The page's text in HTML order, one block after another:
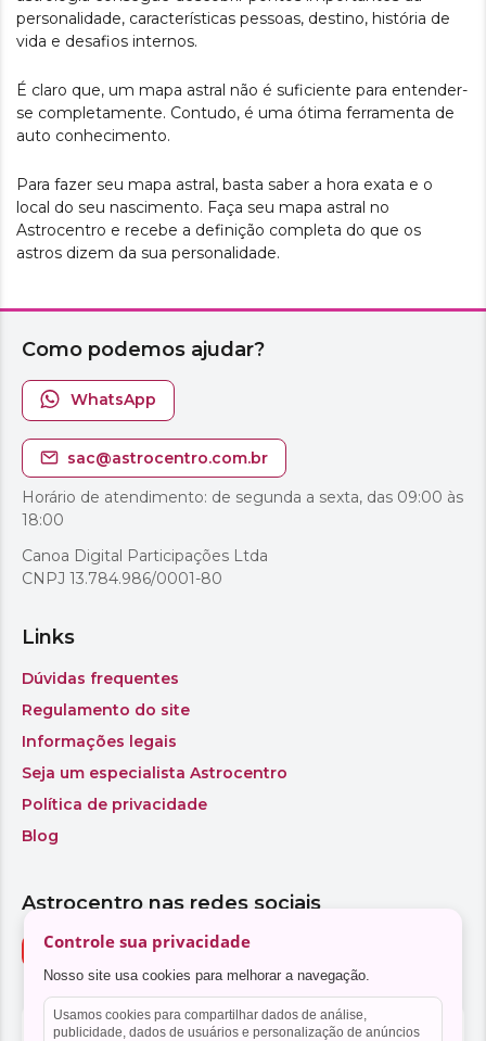
personalidade, características pessoas, destino, história de
vida e desafios internos.
É claro que, um mapa astral não é suficiente para entender-
se completamente. Contudo, é uma ótima ferramenta de
auto conhecimento.
Para fazer seu mapa astral, basta saber a hora exata e o
local do seu nascimento. Faça seu mapa astral no
Astrocentro e recebe a definição completa do que os
astros dizem da sua personalidade.
Controle sua privacidade
Nosso site usa cookies para melhorar a navegação.
Usamos cookies para compartilhar dados de análise,
publicidade, dados de usuários e personalização de anúncios